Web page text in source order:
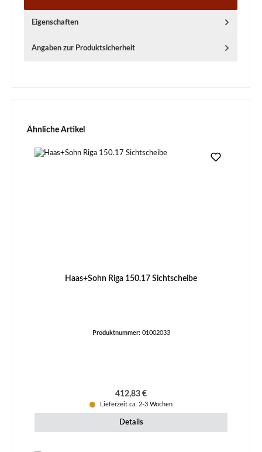
Eigenschaften
Angaben zur Produktsicherheit
Produktgalerie überspringen
Ähnliche Artikel
Haas+Sohn Riga 150.17 Sichtscheibe
Produktnummer: 01002033
Regulärer Preis:
412,83 €
Lieferzeit ca. 2-3 Wochen
Details